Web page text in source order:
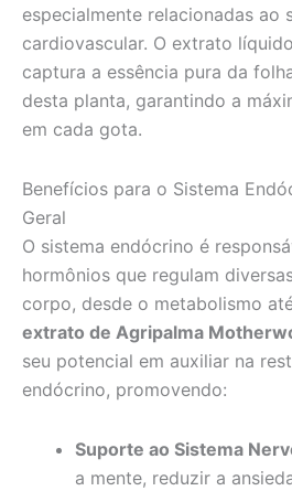
especialmente relacionadas ao
cardiovascular. O extrato
captura a essência pura da
desta planta, garantindo a
em cada gota.
Benefícios para o Sistema
Geral
O sistema endócrino é
hormônios que regulam
corpo, desde o metabolismo
extrato de Agripalma
seu potencial em auxiliar na
endócrino, promovendo:
Suporte ao Sistema
a mente, reduzir a